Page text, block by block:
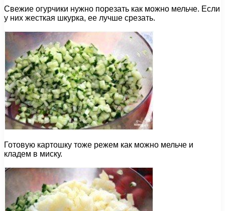
Свежие огурчики нужно порезать как можно мельче. Если
у них жесткая шкурка, ее лучше срезать.
Готовую картошку тоже режем как можно мельче и
кладем в миску.